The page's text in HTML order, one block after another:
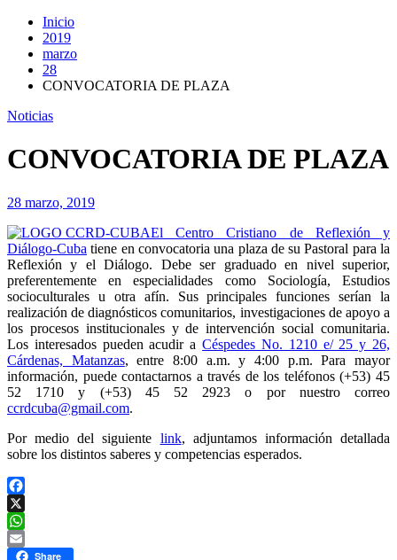
Inicio
2019
marzo
28
CONVOCATORIA DE PLAZA
Noticias
CONVOCATORIA DE PLAZA
28 marzo, 2019
El Centro Cristiano de Reflexión y
Diálogo-Cuba tiene en convocatoria una plaza de su Pastoral para la
Reflexión y el Diálogo. Debe ser graduado en nivel superior,
preferentemente en especialidades como Sociología, Estudios
socioculturales u otra afín. Sus principales funciones serían la
realización de diagnósticos comunitarios, investigaciones de apoyo a
los procesos institucionales y de intervención social comunitaria.
Los interesados pueden acudir aCéspedes No. 1210 e/ 25 y 26,
Cárdenas, Matanzas, entre 8:00 a.m. y 4:00 p.m. Para mayor
información, puede contactarnos a través de los teléfonos (+53) 45
52 1710 y (+53) 45 52 2923 o por nuestro correo
ccrdcuba@gmail.com.
Por medio del siguiente link, adjuntamos información detallada
sobre los distintos saberes y competencias esperados.
Facebook
X
WhatsApp
EmailShare